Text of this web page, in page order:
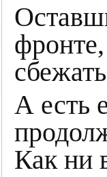
А есть
Как ни